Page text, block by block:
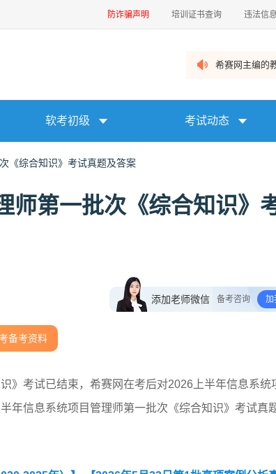
防诈骗声明 培训证书查询 违法信
希赛网主编的
软考初级 考试动态
《综合知识》考试真题及答案
师第一批次《综合知识》
添加老师微信 备考咨询 加
备考资料
》考试已结束，希赛网在考后对2026上半年信息系统
年信息系统项目管理师第一批次《综合知识》考试真